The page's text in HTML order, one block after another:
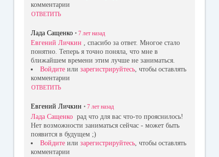
комментарии
ОТВЕТИТЬ
Лада Сащенко • 7 лет назад
Евгений Личкин , спасибо за ответ. Многое стало
понятно. Теперь я точно поняла, что мне в
ближайшем времени этим лучше не заниматься.
Войдите или зарегистрируйтесь, чтобы оставлять
комментарии
ОТВЕТИТЬ
Евгений Личкин • 7 лет назад
Лада Сащенко рад что для вас что-то прояснилось!
Нет возможности заниматься сейчас - может быть
появится в будущем ;)
Войдите или зарегистрируйтесь , чтобы оставлять
комментарии